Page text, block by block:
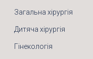
Загальна хірургія
Дитяча хірургія
Гінекологія